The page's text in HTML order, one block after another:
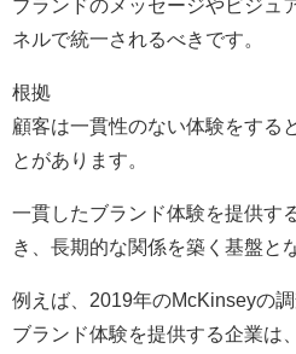
ブランドのメッセージやビジュ
ネルで統一されるべきです。
根拠
顧客は一貫性のない体験をする
とがあります。
一貫したブランド体験を提供す
き、長期的な関係を築く基盤と
例えば、2019年のMcKinseyの
ブランド体験を提供する企業は